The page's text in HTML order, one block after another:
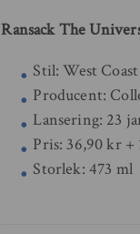
Ransack The
Stil: West
Producent:
Lansering: 23
Pris: 36,90 kr +
Storlek: 473 ml